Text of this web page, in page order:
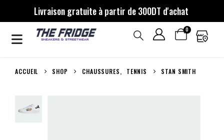
Livraison gratuite à partir de 300DT d'achat
0
ACCUEIL SHOP CHAUSSURES, TENNIS STAN SMITH